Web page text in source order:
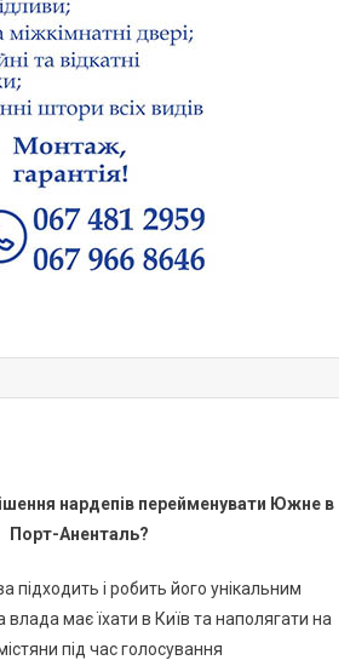
нардепів перейменувати Южне в
Порт-Аненталь?
підходить і робить його унікальним
влада має їхати в Київ та наполягати на
під час голосування